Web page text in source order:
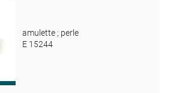
amulette ; perle
E 15244